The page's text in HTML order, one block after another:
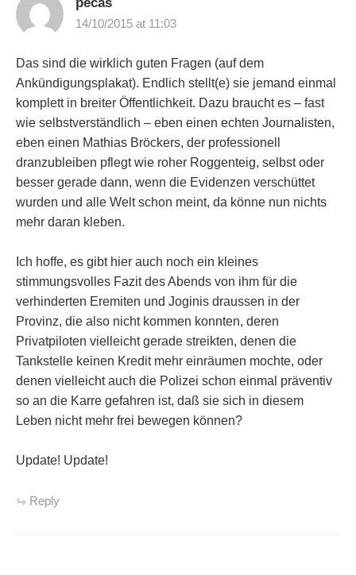
14/10/2015 at 11:03
Das sind die wirklich guten Fragen (auf dem
Ankündigungsplakat). Endlich stellt(e) sie jemand einmal
komplett in breiter Öffentlichkeit. Dazu braucht es – fast
wie selbstverständlich – eben einen echten Journalisten,
eben einen Mathias Bröckers, der professionell
dranzubleiben pflegt wie roher Roggenteig, selbst oder
besser gerade dann, wenn die Evidenzen verschüttet
wurden und alle Welt schon meint, da könne nun nichts
mehr daran kleben.
Ich hoffe, es gibt hier auch noch ein kleines
stimmungsvolles Fazit des Abends von ihm für die
verhinderten Eremiten und Joginis draussen in der
Provinz, die also nicht kommen konnten, deren
Privatpiloten vielleicht gerade streikten, denen die
Tankstelle keinen Kredit mehr einräumen mochte, oder
denen vielleicht auch die Polizei schon einmal präventiv
so an die Karre gefahren ist, daß sie sich in diesem
Leben nicht mehr frei bewegen können?
Update! Update!
Reply